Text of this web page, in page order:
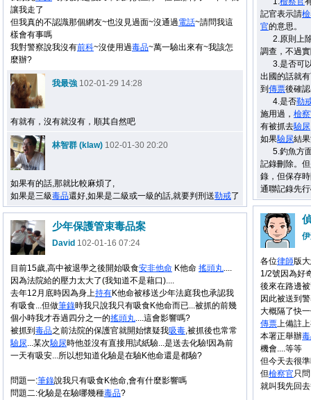
記官表示請
官的意思。
2.原則上除
調查，不過
3.是否可以
出國的話就
到 傳票後確
4.是否勒
施用過， 檢
有被抓去驗尿
如果驗尿結
5.釣魚方面
記錄刪除。
錄，但保存
通聯記錄先
讓我走了
但我真的不認識那個網友~也沒見過面~沒通過電話~請問我這
樣會有事嗎
我對警察說我沒有前科~沒使用過毒品~萬一驗出來有~我該怎
麼辦?
我最強 102-01-29 14:28
有就有，沒有就沒有，順其自然吧
林智群 (klaw) 102-01-30 20:20
如果有的話,那就比較麻煩了,
如果是三級毒品還好,如果是二級或一級的話,就要判刑送勒戒了
各位律師版
1/2號因為好
後來在路邊
因此被送到
大概隔了快
傳票上備註
本署正舉辦
機會....等等
但今天去很
但檢察官只
就叫我先回
少年保護管束毒品案
David 102-01-16 07:24
目前15歲,高中被退學之後開始吸食安非他命 K他命 搖頭丸....
因為法院給的壓力太大了(我知道不是藉口)....
去年12月底時因為身上持有K他命被移送少年法庭我也承認我
有吸食...但做筆錄時我只說我只有吸食K他命而已...被抓的前幾
個小時我才吞過四分之一的搖頭丸....這會影響嗎?
被抓到 毒品之前法院的保護官就開始懷疑我吸毒,被抓後也常常
驗尿...某次驗尿時他並沒有直接用試紙驗...是送去化驗!因為前
一天有吸安...所以想知道化驗是在驗K他命還是都驗?
問題一:筆錄說我只有吸食K他命,會有什麼影響嗎
問題二:化驗是在驗哪幾種毒品?